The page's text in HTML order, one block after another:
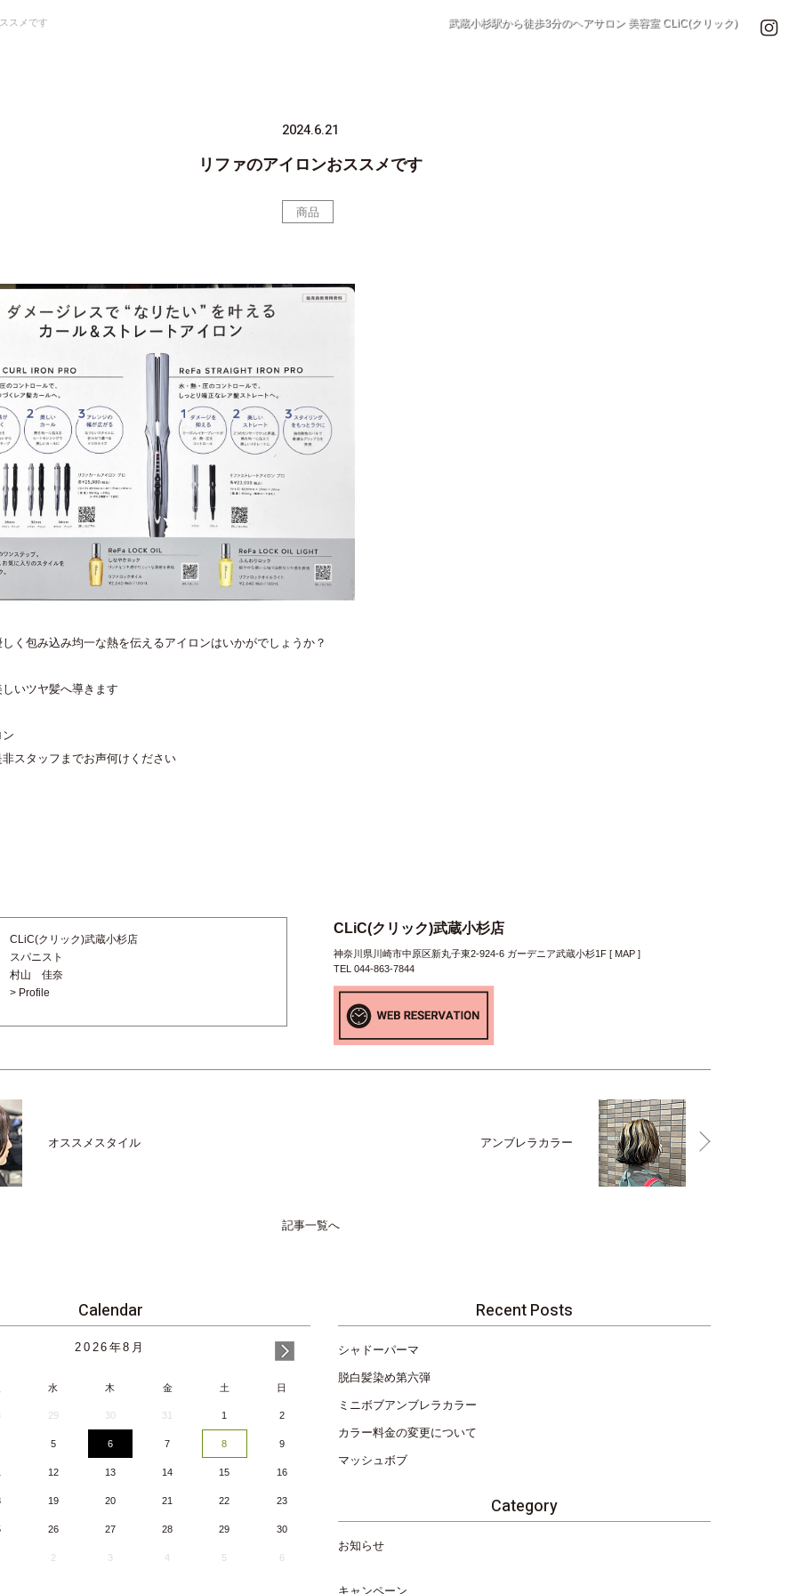
スメです 武蔵小杉駅から徒歩3分のヘアサロン 美容室 CLiC(クリック)
2024.6.21
リファのアイロンおススメです
商品
く包み込み均一な熱を伝えるアイロンはいかがでしょうか？
いツヤ髪へ導きます
スタッフまでお声何けください
CLiC(クリック)武蔵小杉店
スパニスト
村山 佳奈
> Profile
CLiC(クリック)武蔵小杉店
神奈川県川崎市中原区新丸子東2-924-6 ガーデニア武蔵小杉1F [ MAP ]
TEL 044-863-7844
オススメスタイル アンブレラカラー
記事一覧へ
Calendar
2026 年8月
水 木 金 土 日
29 30 31 1 2
5 6 7 8 9
12 13 14 15 16
19 20 21 22 23
26 27 28 29 30
2 3 4 5 6
Recent Posts
シャドーパーマ
脱白髪染め第六弾
ミニボブアンブレラカラー
カラー料金の変更について
マッシュボブ
Category
お知らせ
キャンペーン